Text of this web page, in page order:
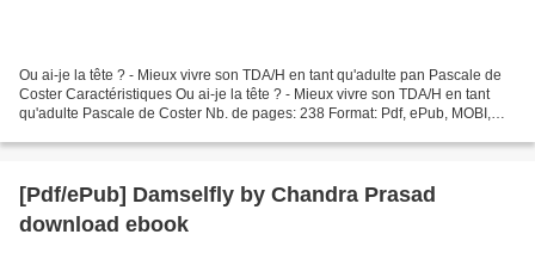
Ou ai-je la tête ? - Mieux vivre son TDA/H en tant qu'adulte pan Pascale de
Coster Caractéristiques Ou ai-je la tête ? - Mieux vivre son TDA/H en tant
qu'adulte Pascale de Coster Nb. de pages: 238 Format: Pdf, ePub, MOBI,
[Pdf/ePub] Damselfly by Chandra Prasad
download ebook